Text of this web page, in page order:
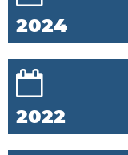
2024
2022